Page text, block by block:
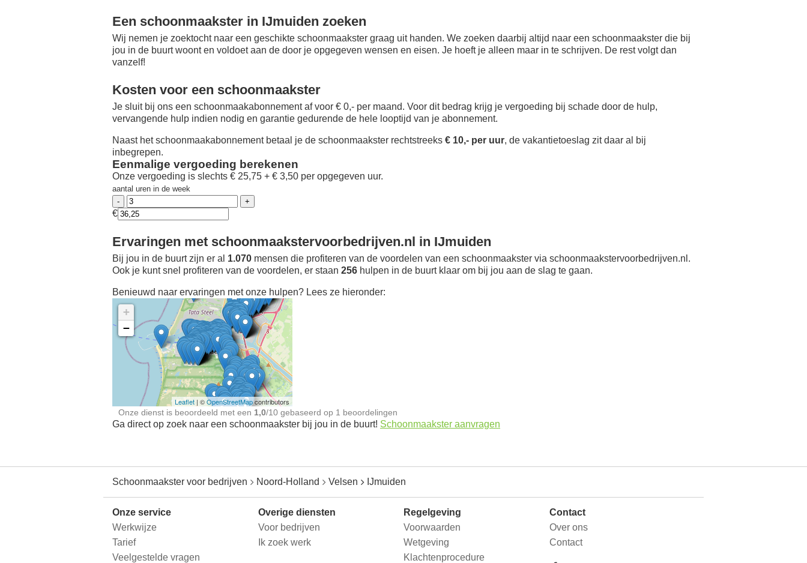
Een schoonmaakster in IJmuiden zoeken
Wij nemen je zoektocht naar een geschikte schoonmaakster graag uit handen. We zoeken daarbij altijd naar een schoonmaakster die bij
jou in de buurt woont en voldoet aan de door je opgegeven wensen en eisen. Je hoeft je alleen maar in te schrijven. De rest volgt dan
vanzelf!
Kosten voor een schoonmaakster
Je sluit bij ons een schoonmaakabonnement af voor € 0,- per maand. Voor dit bedrag krijg je vergoeding bij schade door de hulp,
vervangende hulp indien nodig en garantie gedurende de hele looptijd van je abonnement.
Naast het schoonmaakabonnement betaal je de schoonmaakster rechtstreeks € 10,- per uur, de vakantietoeslag zit daar al bij
inbegrepen.
Eenmalige vergoeding berekenen
Onze vergoeding is slechts € 25,75 + € 3,50 per opgegeven uur.
aantal uren in de week
€
Ervaringen met schoonmaakstervoorbedrijven.nl in IJmuiden
Bij jou in de buurt zijn er al 1.070 mensen die profiteren van de voordelen van een schoonmaakster via schoonmaakstervoorbedrijven.nl.
Ook je kunt snel profiteren van de voordelen, er staan 256 hulpen in de buurt klaar om bij jou aan de slag te gaan.
Benieuwd naar ervaringen met onze hulpen? Lees ze hieronder:
Ontdek meer ervaringen
Schoonmaakster bij
jou in de buurt
+
−
Leaflet | ©OpenStreetMapcontributors
Onze dienst is beoordeeld met een 1,0/10 gebaseerd op 1 beoordelingen
Ga direct op zoek naar een schoonmaakster bij jou in de buurt! Schoonmaakster aanvragen
Schoonmaakster voor bedrijven Noord-Holland Velsen IJmuiden
Onze service
Werkwijze
Tarief
Veelgestelde vragen
Overige diensten
Voor bedrijven
Ik zoek werk
Regelgeving
Voorwaarden
Wetgeving
Klachtenprocedure
Contact
Over ons
Contact